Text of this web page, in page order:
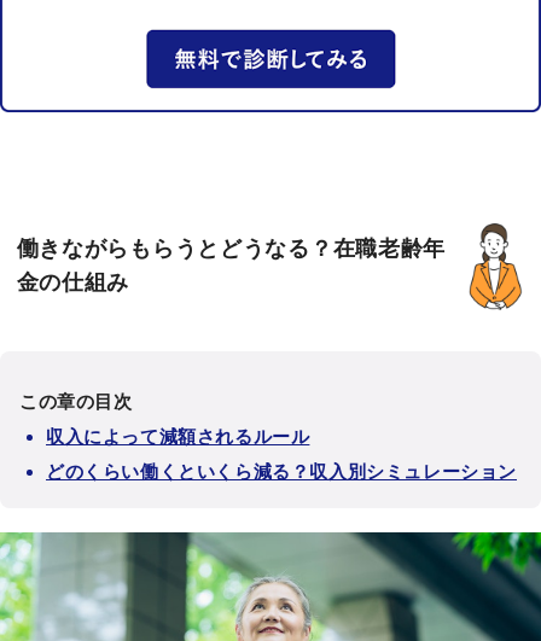
働きながらもらうとどうなる？在職老齢年
金の仕組み
この章の目次
収入によって減額されるルール
どのくらい働くといくら減る？収入別シミュレーション